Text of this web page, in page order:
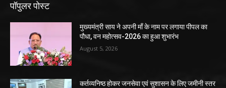
पॉपुलर पोस्ट
मुख्यमंत्री साय ने अपनी माँ के नाम पर लगाया पीपल का
पौधा, वन महोत्सव-2026 का हुआ शुभारंभ
August 5, 2026
कर्तव्यनिष्ठ होकर जनसेवा एवं सुशासन के लिए जमीनी स्तर